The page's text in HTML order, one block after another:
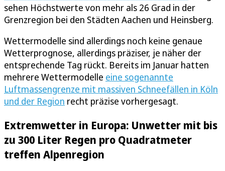
sehen Höchstwerte von mehr als 26 Grad in der
Grenzregion bei den Städten Aachen und Heinsberg.
Wettermodelle sind allerdings noch keine genaue
Wetterprognose, allerdings präziser, je näher der
entsprechende Tag rückt. Bereits im Januar hatten
mehrere Wettermodelle eine sogenannte
Luftmassengrenze mit massiven Schneefällen in Köln
und der Region recht präzise vorhergesagt.
Extremwetter in Europa: Unwetter mit bis
zu 300 Liter Regen pro Quadratmeter
treffen Alpenregion